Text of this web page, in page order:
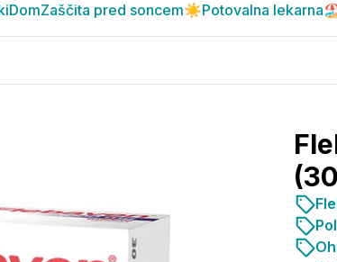
DomZaščita pred soncem☀️Potovalna